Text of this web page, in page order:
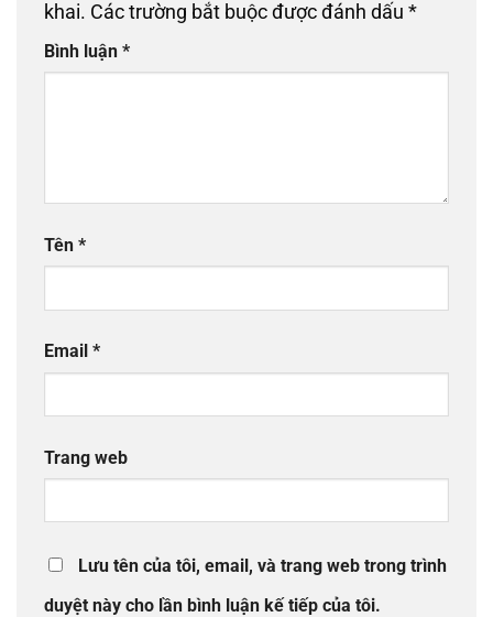
khai. Các trường bắt buộc được đánh dấu *
Bình luận *
Tên *
Email *
Trang web
Lưu tên của tôi, email, và trang web trong trình
duyệt này cho lần bình luận kế tiếp của tôi.